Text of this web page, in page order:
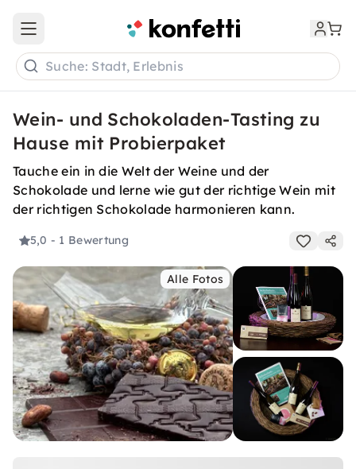
Open main menu
Suche: Stadt, Erlebnis
Wein- und Schokoladen-Tasting zu
Hause mit Probierpaket
Tauche ein in die Welt der Weine und der
Schokolade und lerne wie gut der richtige Wein mit
der richtigen Schokolade harmonieren kann.
5,0 - 1 Bewertung
Alle Fotos